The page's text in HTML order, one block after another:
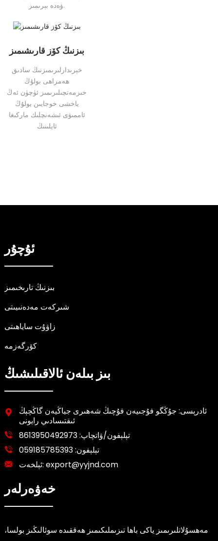
ۋەدە بېرىمىز.
بىزنىڭ كۆز قارىشىمىز
خېرىدارلىرىمىزنىڭ سادىق
ھەمراھى بولۇڭ
خىزمەتچىلىرىمىز ئۈچۈن ئەڭ
ياخشى خوجايىن بولۇڭ
ئاممىۋى ئىشەنچلىك ماركىغا
ئايلىنىڭ
ئۇچۇر
بىزنىڭ تارىخىمىز
شىركەت مەدەنىيىتى
زاۋۇت ساياھىتى
كۆرگەزمە
بىز بىلەن ئالاقىلىشىڭ
ئادرېسى: جۇڭگو فۇجىيەن فۇچىڭ شەھىرى جياڭيەن گاڭچېڭ
ئىقتىسادىي رايونى
تېلېفون/ۋاتچاپ:8613950492973
تېلېفون:059185785393
ئېلخەت: export@yyjnd.com
خەۋەرلەر
مەھسۇلاتلىرىمىز ياكى باھا تىزىملىكىمىز ھەققىدە سوئالىڭىز بولسا،